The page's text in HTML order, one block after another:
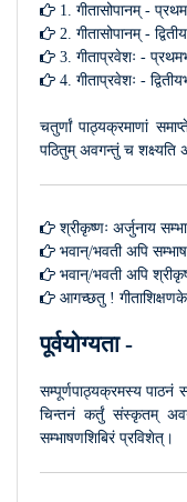
1. गीतासोपानम् -
2. गीतासोपानम् -
3. गीताप्रवेशः -
4. गीताप्रवेशः -
चतुर्णां पाठ्यक्रमाणां
पठितुम् अवगन्तुं च
श्रीकृष्णः अर्जुनाय
भवान्/भवती अपि
भवान्/भवती अपि
आगच्छतु !
पूर्वयोग्यता -
सम्पूर्णपाठ्यक्रमस्य पाठनं
चिन्तनं कर्तुं संस्कृतम्
सम्भाषणशिबिरं प्रविशेत्।